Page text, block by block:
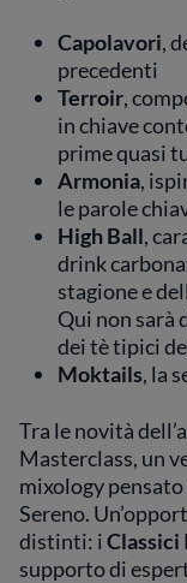
Capolavori,
precedenti
Terroir,
in chiave
prime quasi
Armonia,
le parole
High Ball,
drink
stagione e
Qui non sarà
dei tè tipici
Moktails, la
Tra le novità
Masterclass, un
mixology
Sereno.
distinti: iClassici
supporto di